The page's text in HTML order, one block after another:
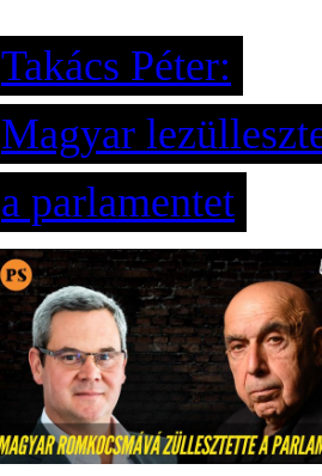
Takács Péter:
Magyar
a parlamentet